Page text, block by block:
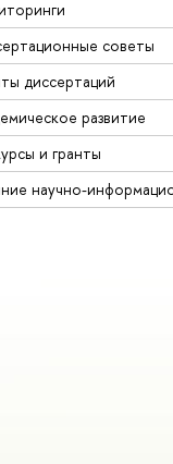
советы
диссертаций
развитие
и гранты
научно-